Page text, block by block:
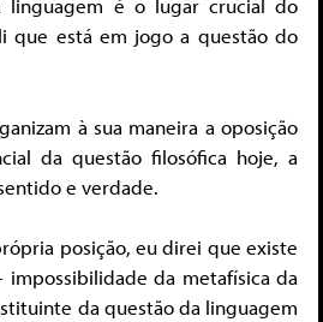
linguagem é o lugar crucial do
que está em jogo a questão do
à sua maneira a oposição
da questão filosófica hoje, a
e verdade.
posição, eu direi que existe
impossibilidade da metafísica da
da questão da linguagem